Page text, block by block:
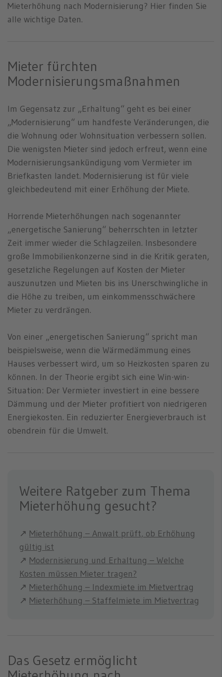
Mieterhöhung nach Modernisierung? Hier finden Sie
alle wichtige Daten.
Mieter fürchten
Modernisierungsmaßnahmen
Im Gegensatz zur „Erhaltung“ geht es bei einer
„Modernisierung“ um handfeste Veränderungen, die
die Wohnung oder Wohnsituation verbessern sollen.
Die wenigsten Mieter sind jedoch erfreut, wenn eine
Modernisierungsankündigung vom Vermieter im
Briefkasten landet. Modernisierung ist für viele
gleichbedeutend mit einer Erhöhung der Miete.
Horrende Mieterhöhungen nach sogenannter
„energetische Sanierung“ beherrschten in letzter
Zeit immer wieder die Schlagzeilen. Insbesondere
große Immobilienkonzerne sind in die Kritik geraten,
gesetzliche Regelungen auf Kosten der Mieter
auszunutzen und Mieten bis ins Unerschwingliche in
die Höhe zu treiben, um einkommensschwächere
Mieter zu verdrängen.
Von einer „energetischen Sanierung“ spricht man
beispielsweise, wenn die Wärmedämmung eines
Hauses verbessert wird, um so Heizkosten sparen zu
können. In der Theorie ergibt sich eine Win-win-
Situation: Der Vermieter investiert in eine bessere
Dämmung und der Mieter profitiert von niedrigeren
Energiekosten. Ein reduzierter Energieverbrauch ist
obendrein für die Umwelt.
Weitere Ratgeber zum Thema
Mieterhöhung gesucht?
↗ Mieterhöhung – Anwalt prüft, ob Erhöhung
gültig ist
↗ Modernisierung und Erhaltung – Welche
Kosten müssen Mieter tragen?
↗ Mieterhöhung – Indexmiete im Mietvertrag
↗ Mieterhöhung – Staffelmiete im Mietvertrag
Das Gesetz ermöglicht